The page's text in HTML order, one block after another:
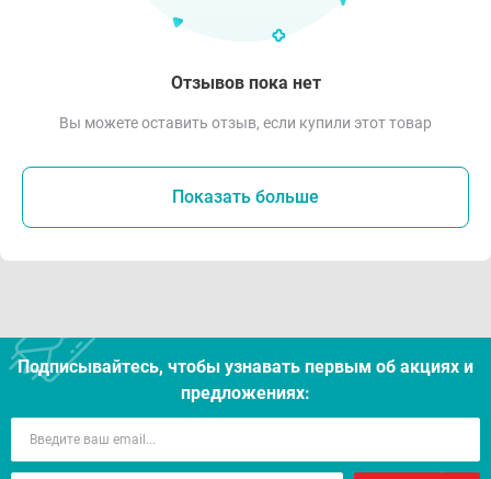
Отзывов пока нет
Вы можете оставить отзыв, если купили этот товар
Показать больше
Подписывайтесь, чтобы узнавать первым об акцияx и
предложениях: